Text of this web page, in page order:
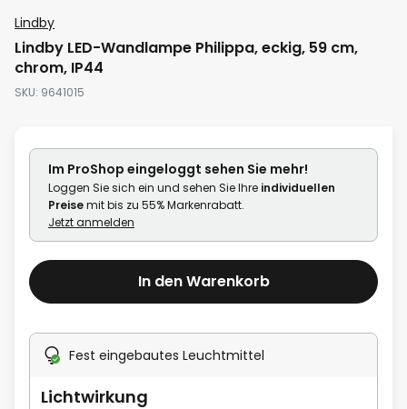
Zum
Anfang
der
Bildgalerie
springen
Lindby
Lindby LED-Wandlampe Philippa, eckig, 59 cm,
chrom, IP44
SKU 9641015
Im ProShop eingeloggt sehen Sie mehr!
Loggen Sie sich ein und sehen Sie Ihre individuellen
Preisemit bis zu 55% Markenrabatt.
Jetzt anmelden
In den Warenkorb
Fest eingebautes Leuchtmittel
Lichtwirkung